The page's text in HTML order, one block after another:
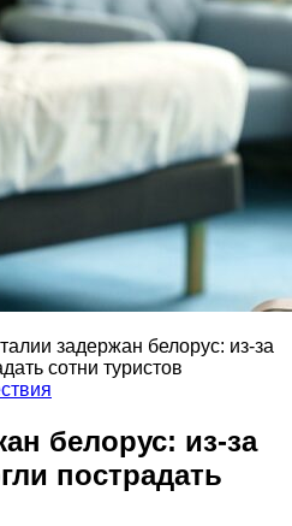
задержан белорус: из-за
сотни туристов
белорус: из-за
пострадать